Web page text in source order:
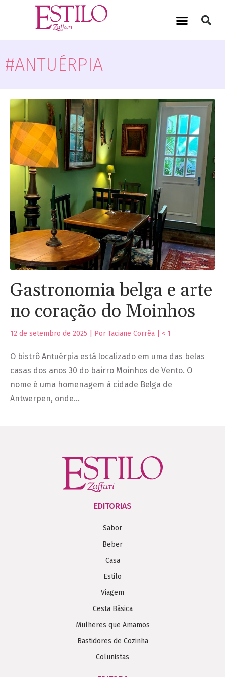
#ANTUÉRPIA
Gastronomia belga e arte
no coração do Moinhos
12 de setembro de 2025 | Por Taciane Corrêa | < 1
O bistrô Antuérpia está localizado em uma das belas
casas dos anos 30 do bairro Moinhos de Vento. O
nome é uma homenagem à cidade Belga de
Antwerpen, onde…
EDITORIAS
Sabor
Beber
Casa
Estilo
Viagem
Cesta Básica
Mulheres que Amamos
Bastidores de Cozinha
Colunistas